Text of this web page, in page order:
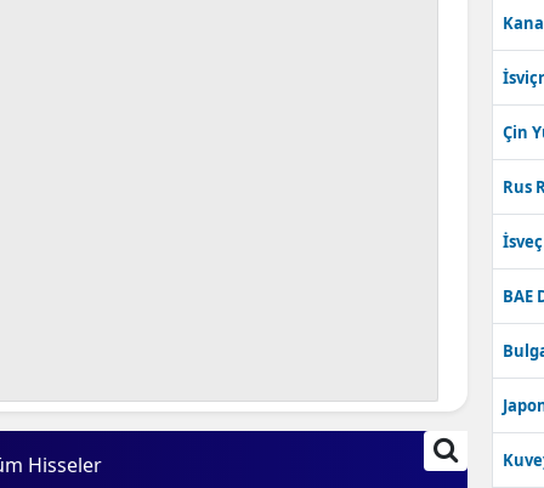
Hisseler
Çin
Rus
BAE